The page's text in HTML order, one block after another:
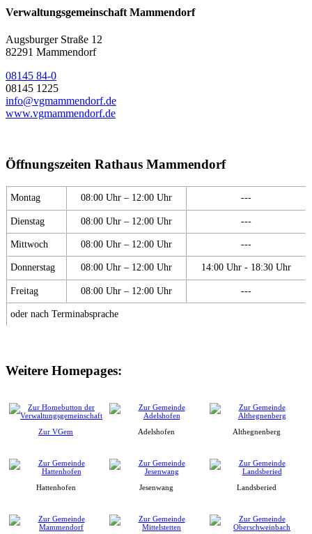
Verwaltungsgemeinschaft Mammendorf
Augsburger Straße 12
82291 Mammendorf
08145 84-0
08145 1225
info@vgmammendorf.de
www.vgmammendorf.de
Öffnungszeiten Rathaus Mammendorf
Montag 08:00 Uhr – 12:00 Uhr ---
Dienstag 08:00 Uhr – 12:00 Uhr ---
Mittwoch 08:00 Uhr – 12:00 Uhr ---
Donnerstag 08:00 Uhr – 12:00 Uhr 14:00 Uhr - 18:30 Uhr
Freitag 08:00 Uhr – 12:00 Uhr ---
oder nach Terminabsprache
Weitere Homepages:
Zur VGem Adelshofen Althegnenberg
Hattenhofen Jesenwang Landsberied